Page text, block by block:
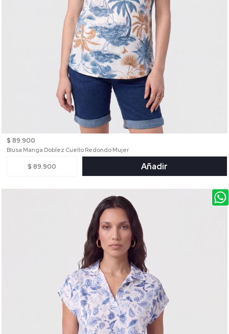
$ 89.900
Blusa Manga Doblez Cuello Redondo Mujer
$ 89.900 Añadir